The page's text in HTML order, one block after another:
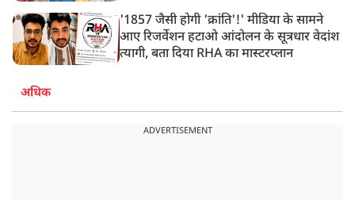
'1857 जैसी होगी 'क्रांति'!' मीडिया के सामने
आए रिजर्वेशन हटाओ आंदोलन के सूत्रधार वेदांश
त्यागी, बता दिया RHA का मास्टरप्लान
अधिक
ADVERTISEMENT